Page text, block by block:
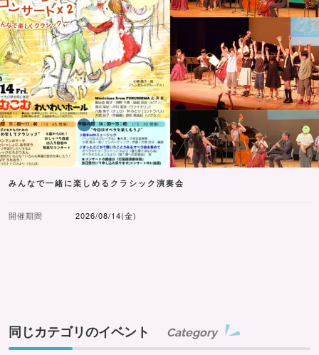
みんなで一緒に楽しめるクラシック演奏会
開催期間 2026/08/14(金)
同じカテゴリのイベント Category